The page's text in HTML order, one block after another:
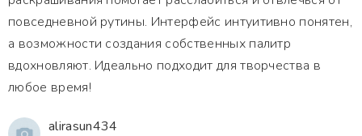
повседневной рутины. Интерфейс интуитивно понятен,
а возможности создания собственных палитр
вдохновляют. Идеально подходит для творчества в
любое время!
alirasun434